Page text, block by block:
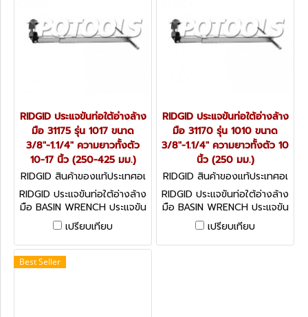
RIDGID ประแจขันท่อใต้อ่างล้าง
มือ 31175 รุ่น 1017 ขนาด
3/8"-1.1/4" ความยาวทั้งตัว
10-17 นิ้ว (250-425 มม.)
RIDGID สินค้าของแท้ประเทศอเ
มริกา 31175
RIDGID ประแจขันท่อใต้อ่างล้าง
มือ BASIN WRENCH ประแจขัน
ก๊อกใต้อ่างล้างหน้าเป็นเครื่อง
มือที่เหมาะสมสำหรับใช้ในพื้นที่
แคบและการใช้งานใต้อ่างล้างมือ
เปรียบเทียบ
RIDGID ประแจขันท่อใต้อ่างล้าง
มือ 31170 รุ่น 1010 ขนาด
3/8"-1.1/4" ความยาวทั้งตัว 10
นิ้ว (250 มม.)
RIDGID สินค้าของแท้ประเทศอเ
มริกา 31170
RIDGID ประแจขันท่อใต้อ่างล้าง
มือ BASIN WRENCH ประแจขัน
ก๊อกใต้อ่างล้างหน้าเป็นเครื่อง
มือที่เหมาะสมสำหรับใช้ในพื้นที่
แคบและการใช้งานใต้อ่างล้างมือ
เปรียบเทียบ
Best Seller